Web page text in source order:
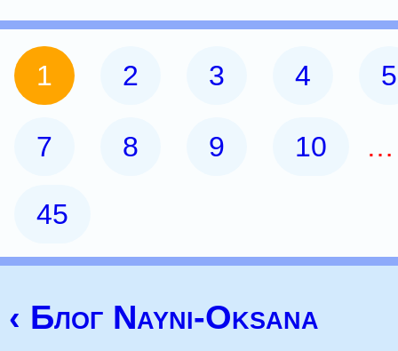
1 2 3 4 5
7 8 9 10
45
‹ Блог Nayni-Oksana